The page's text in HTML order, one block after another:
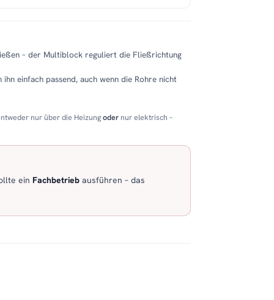
– der Multiblock reguliert die Fließrichtung
einfach passend, auch wenn die Rohre nicht
nur über die Heizungoder nur elektrisch –
ein Fachbetrieb ausführen – das